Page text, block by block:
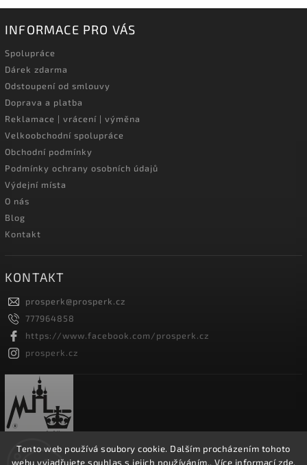
Tento web používá soubory cookie. Dalším procházením tohoto
webu vyjadřujete souhlas s jejich používáním.. Více informacízde.
INFORMACE PRO VÁS
Spolupráce
Dárek zdarma
Odstoupení od smlouvy
Doprava a platba
Reklamace | vrácení | výměna
Velkoobchodní spolupráce
Obchodní podmínky
Podmínky ochrany osobních údajů
Výdejní místa
O nás
Blog
Kontakt
KONTAKT
prosperk@prosperk.cz
777964858
https://www.facebook.com/prosperk.cz
prosperk.cz